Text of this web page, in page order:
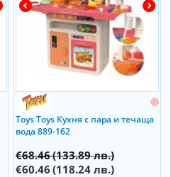
Toys Toys Кухня с пара и течаща
вода 889-162
€68.46(133.89 лв.)
€60.46 (118.24 лв.)